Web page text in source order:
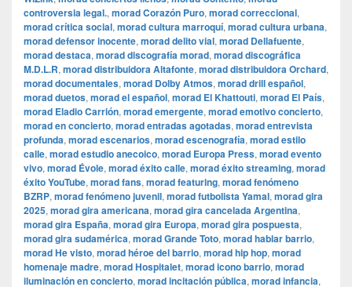
controversia legal., morad Corazón Puro, morad correccional,
morad crítica social, morad cultura marroquí, morad cultura urbana,
morad defensor inocente, morad delito vial, morad Dellafuente,
morad destaca, morad discografía morad, morad discográfica
M.D.L.R, morad distribuidora Altafonte, morad distribuidora Orchard,
morad documentales, morad Dolby Atmos, morad drill español,
morad duetos, morad el español, morad El Khattouti, morad El País,
morad Eladio Carrión, morad emergente, morad emotivo concierto,
morad en concierto, morad entradas agotadas, morad entrevista
profunda, morad escenarios, morad escenografía, morad estilo
calle, morad estudio anecoico, morad Europa Press, morad evento
vivo, morad Évole, morad éxito calle, morad éxito streaming, morad
éxito YouTube, morad fans, morad featuring, morad fenómeno
BZRP, morad fenómeno juvenil, morad futbolista Yamal, morad gira
2025, morad gira americana, morad gira cancelada Argentina,
morad gira España, morad gira Europa, morad gira pospuesta,
morad gira sudamérica, morad Grande Toto, morad hablar barrio,
morad He visto, morad héroe del barrio, morad hip hop, morad
homenaje madre, morad Hospitalet, morad icono barrio, morad
iluminación en concierto, morad incitación pública, morad infancia,